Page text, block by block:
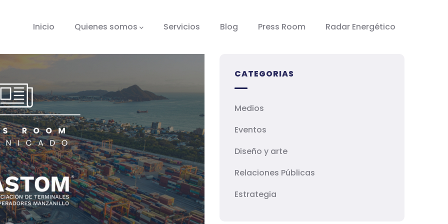
Inicio Quienes somos Servicios Blog Press Room Radar Energético
CATEGORIAS
Medios
Eventos
Diseño y arte
Relaciones Públicas
Estrategia